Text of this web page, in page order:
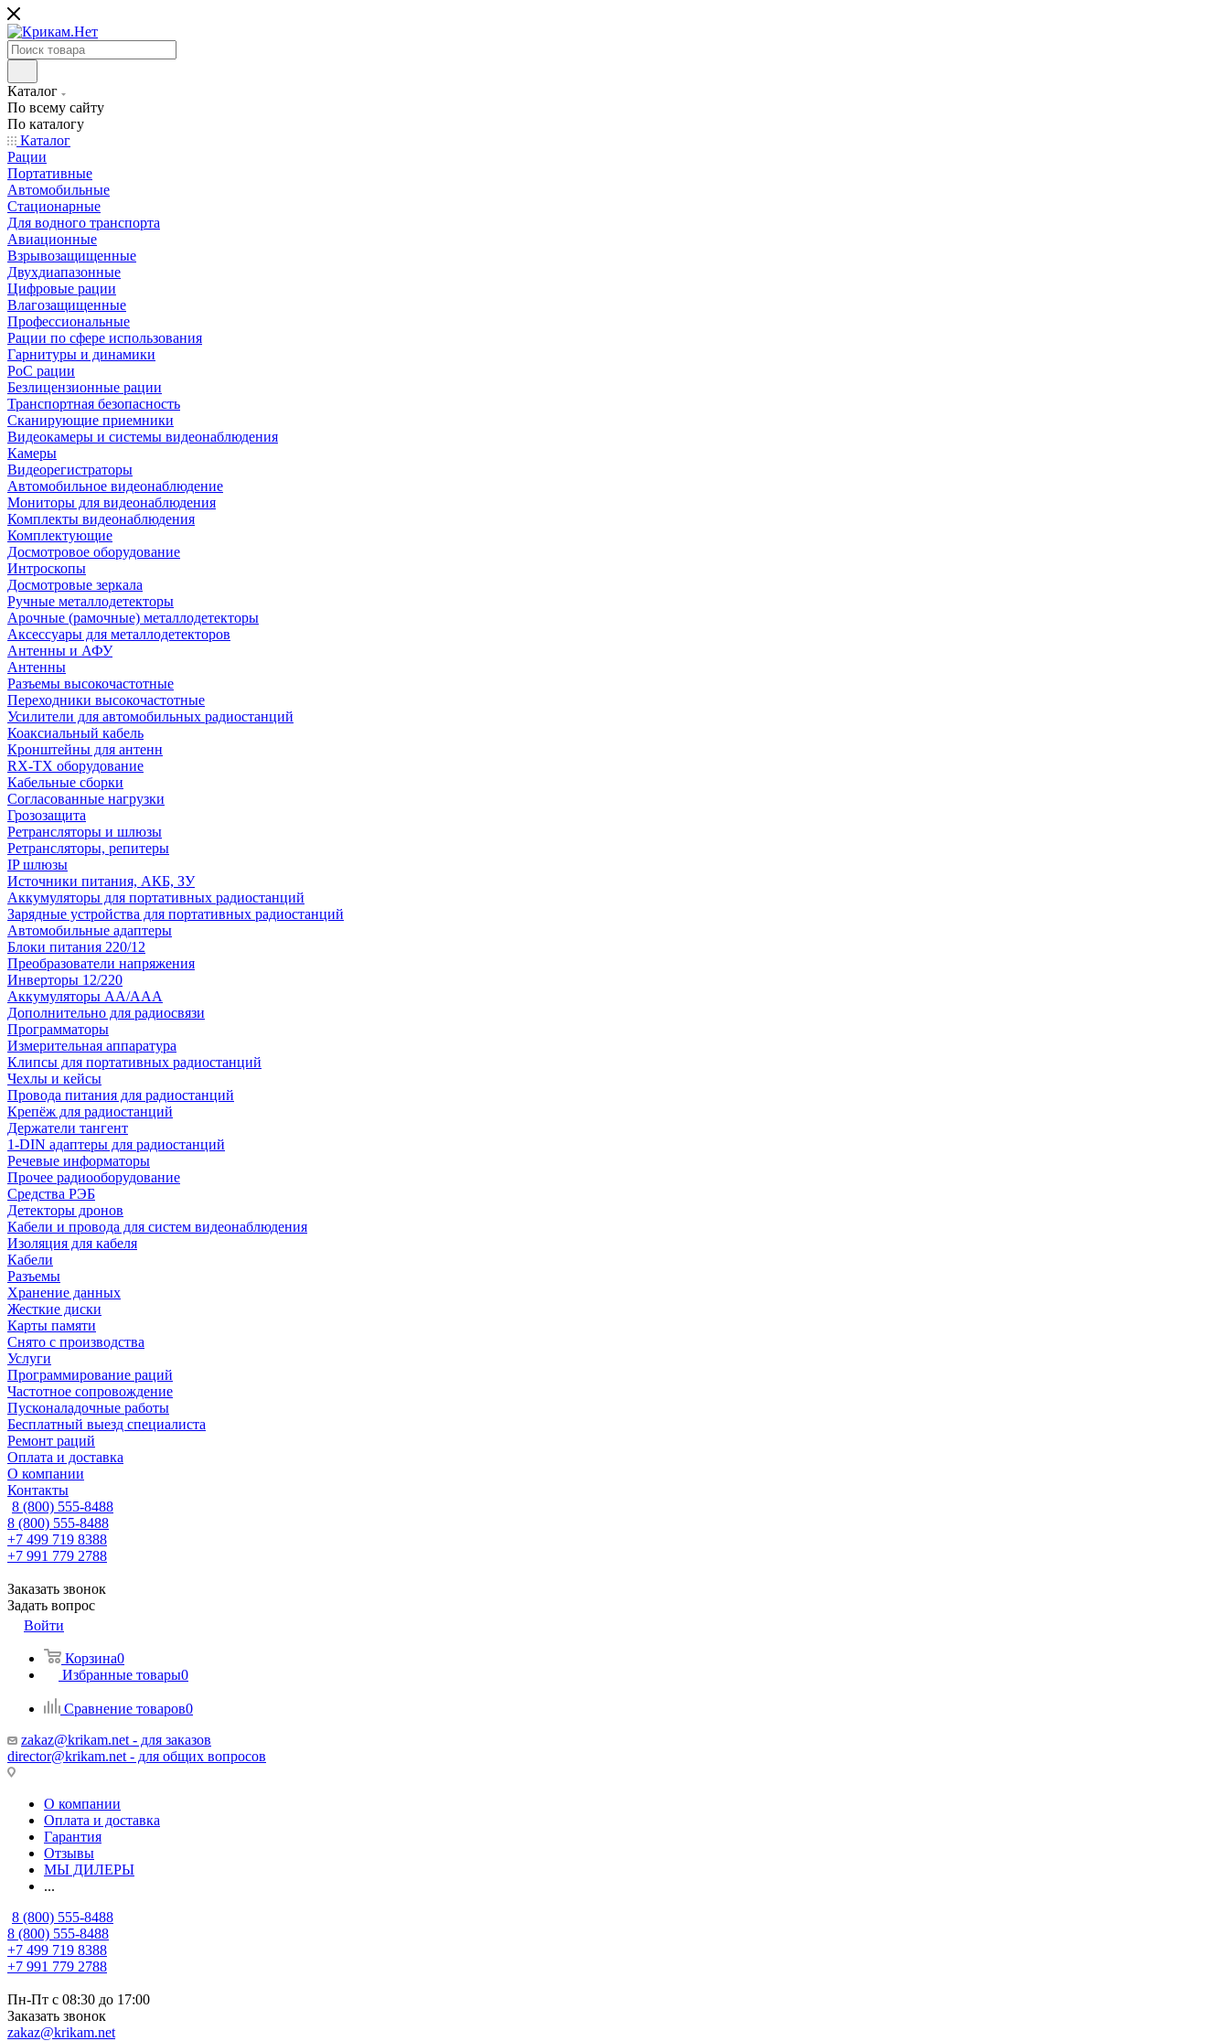
Каталог
По всему сайту
По каталогу
Каталог
Рации
Портативные
Автомобильные
Стационарные
Для водного транспорта
Авиационные
Взрывозащищенные
Двухдиапазонные
Цифровые рации
Влагозащищенные
Профессиональные
Рации по сфере использования
Гарнитуры и динамики
PoC рации
Безлицензионные рации
Транспортная безопасность
Сканирующие приемники
Видеокамеры и системы видеонаблюдения
Камеры
Видеорегистраторы
Автомобильное видеонаблюдение
Мониторы для видеонаблюдения
Комплекты видеонаблюдения
Комплектующие
Досмотровое оборудование
Интроскопы
Досмотровые зеркала
Ручные металлодетекторы
Арочные (рамочные) металлодетекторы
Аксессуары для металлодетекторов
Антенны и АФУ
Антенны
Разъемы высокочастотные
Переходники высокочастотные
Усилители для автомобильных радиостанций
Коаксиальный кабель
Кронштейны для антенн
RX-TX оборудование
Кабельные сборки
Согласованные нагрузки
Грозозащита
Ретрансляторы и шлюзы
Ретрансляторы, репитеры
IP шлюзы
Источники питания, АКБ, ЗУ
Аккумуляторы для портативных радиостанций
Зарядные устройства для портативных радиостанций
Автомобильные адаптеры
Блоки питания 220/12
Преобразователи напряжения
Инверторы 12/220
Аккумуляторы АА/ААА
Дополнительно для радиосвязи
Программаторы
Измерительная аппаратура
Клипсы для портативных радиостанций
Чехлы и кейсы
Провода питания для радиостанций
Крепёж для радиостанций
Держатели тангент
1-DIN адаптеры для радиостанций
Речевые информаторы
Прочее радиооборудование
Средства РЭБ
Детекторы дронов
Кабели и провода для систем видеонаблюдения
Изоляция для кабеля
Кабели
Разъемы
Хранение данных
Жесткие диски
Карты памяти
Снято с производства
Услуги
Программирование раций
Частотное сопровождение
Пусконаладочные работы
Бесплатный выезд специалиста
Ремонт раций
Оплата и доставка
О компании
Контакты
8 (800) 555-8488
8 (800) 555-8488
+7 499 719 8388
+7 991 779 2788
Заказать звонок
Задать вопрос
Войти
Корзина0
Избранные товары0
Сравнение товаров0
zakaz@krikam.net - для заказов
director@krikam.net - для общих вопросов
О компании
Оплата и доставка
Гарантия
Отзывы
МЫ ДИЛЕРЫ
...
8 (800) 555-8488
8 (800) 555-8488
+7 499 719 8388
+7 991 779 2788
Пн-Пт с 08:30 до 17:00
Заказать звонок
zakaz@krikam.net